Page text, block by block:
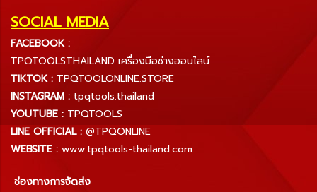
SOCIAL MEDIA
FACEBOOK :
TPQTOOLSTHAILAND เครื่องมือช่างออนไลน์
TIKTOK : TPQTOOLONLINE.STORE
INSTAGRAM : tpqtools.thailand
YOUTUBE : TPQTOOLS
LINE OFFICIAL : @TPQONLINE
WEBSITE : www.tpqtools-thailand.com
ช่องทางการจัดส่ง